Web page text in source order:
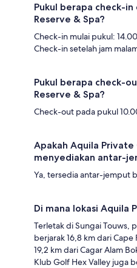
Pukul berapa check-
Reserve & Spa?
Check-in mulai pukul:
Check-in setelah jam
Pukul berapa check-
Reserve & Spa?
Check-out pada pukul
Apakah Aquila Private
menyediakan antar-
Ya, tersedia antar-jemput
Di mana lokasi Aquila
Terletak di Sungai Touws,
berjarak 16,8 km dari
19,2 km dari Cagar Alam
Klub Golf Hex Valley juga